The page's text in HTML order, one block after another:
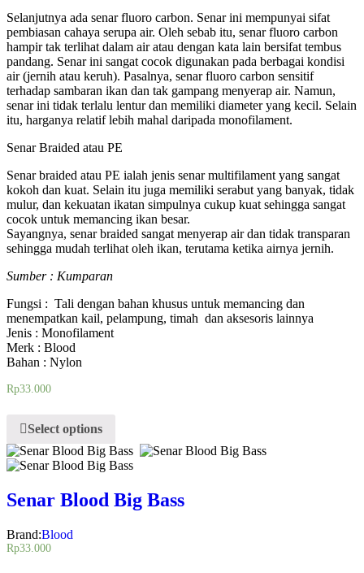
Selanjutnya ada senar fluoro carbon. Senar ini mempunyai sifat
pembiasan cahaya serupa air. Oleh sebab itu, senar fluoro carbon
hampir tak terlihat dalam air atau dengan kata lain bersifat tembus
pandang. Senar ini sangat cocok digunakan pada berbagai kondisi
air (jernih atau keruh). Pasalnya, senar fluoro carbon sensitif
terhadap sambaran ikan dan tak gampang menyerap air. Namun,
senar ini tidak terlalu lentur dan memiliki diameter yang kecil. Selain
itu, harganya relatif lebih mahal daripada monofilament.
Senar Braided atau PE
Senar braided atau PE ialah jenis senar multifilament yang sangat
kokoh dan kuat. Selain itu juga memiliki serabut yang banyak, tidak
mulur, dan kekuatan ikatan simpulnya cukup kuat sehingga sangat
cocok untuk memancing ikan besar.
Sayangnya, senar braided sangat menyerap air dan tidak transparan
sehingga mudah terlihat oleh ikan, terutama ketika airnya jernih.
Sumber : Kumparan
Fungsi : Tali dengan bahan khusus untuk memancing dan
menempatkan kail, pelampung, timah dan aksesoris lainnya
Jenis : Monofilament
Merk : Blood
Bahan : Nylon
Rp33.000
Select options
Senar Blood Big Bass
Brand:Blood
Rp33.000